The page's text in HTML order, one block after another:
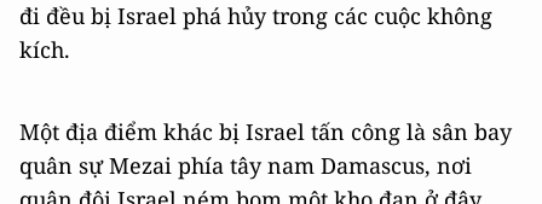
đi đều bị Israel phá hủy trong các cuộc không
kích.
Một địa điểm khác bị Israel tấn công là sân bay
quân sự Mezai phía tây nam Damascus, nơi